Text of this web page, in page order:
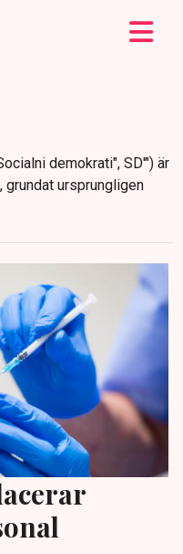
demokrati", SD'") är
ursprungligen